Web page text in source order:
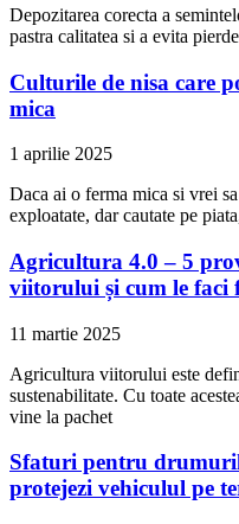
Depozitarea corecta a
pastra calitatea si a evita
Culturile de nisa care
mica
1 aprilie 2025
Daca ai o ferma mica si vrei
exploatate, dar cautate pe
Agricultura 4.0 – 5
viitorului și cum le faci
11 martie 2025
Agricultura viitorului este
sustenabilitate. Cu toate
vine la pachet
Sfaturi pentru
protejezi vehiculul pe